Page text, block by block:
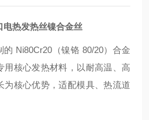
热发热丝镍合金丝
的 Ni80Cr20（镍铬 80/20）合金
用核心发热材料，以耐高温、高
为核心优势，适配模具、热流道